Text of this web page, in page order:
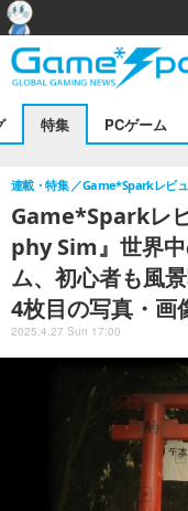
特集 PCゲーム
Game*Sparkレ
phy Sim』世界
ム、初心者も風
4枚目の写真・画
連載・特集 Game*Sparkレビ
2025.4.27 Sun 17:00